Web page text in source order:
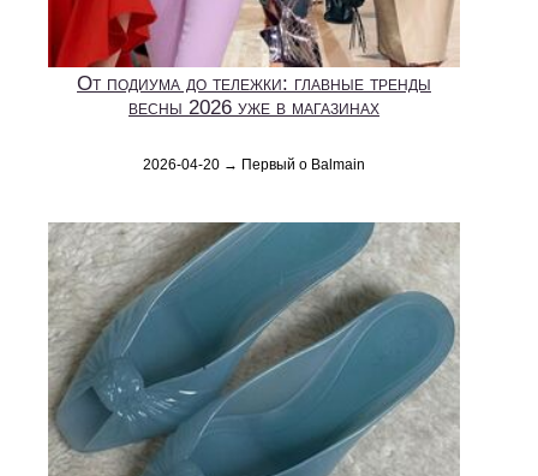
От подиума до тележки: главные тренды
весны 2026 уже в магазинах
2026-04-20 → Первый о Balmain